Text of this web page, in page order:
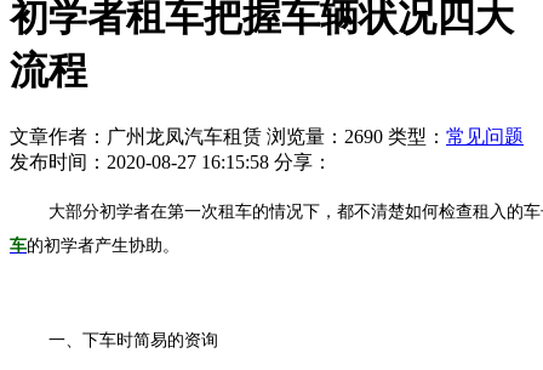
初学者租车把握车辆状况四大
流程
文章作者：广州龙凤汽车租赁 浏览量：2690 类型： 常见问题
发布时间：2020-08-27 16:15:58 分享：
大部分初学者在第一次租车的情况下，都不清楚如何检查租入的
车的初学者产生协助。
一、下车时简易的资询